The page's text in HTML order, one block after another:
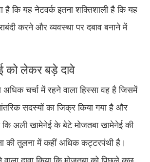
है कि यह नेटवर्क इतना शक्तिशाली है कि यह
करने और व्यवस्था पर दबाव बनाने में
को लेकर बड़े दावे
चर्चा में रहने वाला हिस्सा वह है जिसमें
सदस्यों का जिक्र किया गया है और
कि अली खामेनेई के बेटे मोजतबा खामेनेई की
की तुलना में कहीं अधिक कट्टरपंथी है।